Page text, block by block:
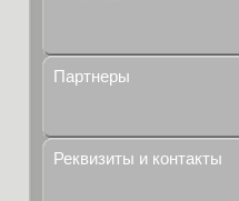
Партнеры
Реквизиты и контакты